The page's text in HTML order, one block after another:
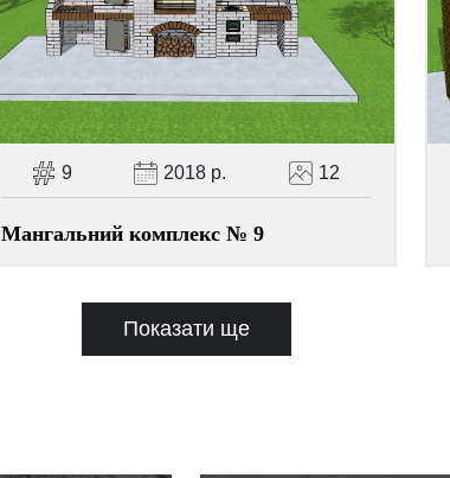
9 2018 р. 12
Мангальний комплекс № 9
Показати ще